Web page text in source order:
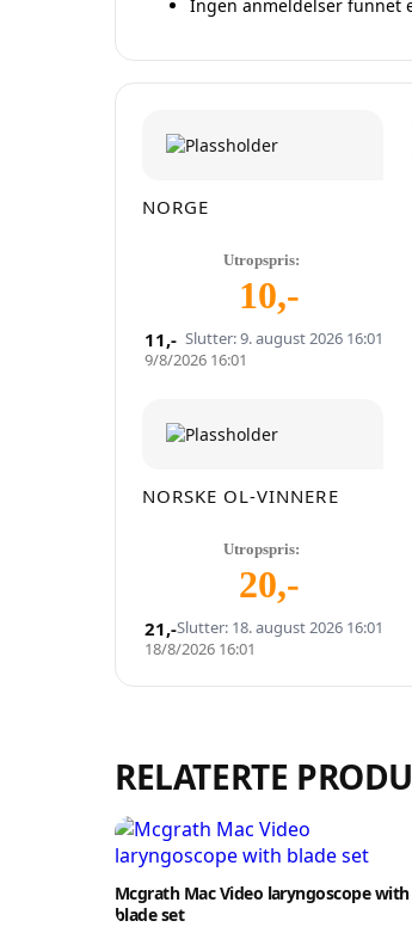
Ingen anmeldelser funnet
Slutter: 9. august 2026 16:01
NORGE
Utropspris:
10,-
9/8/2026 16:01
11,-
Slutter: 18. august 2026 16:01
NORSKE OL-VINNERE
Utropspris:
20,-
18/8/2026 16:01
21,-
RELATERTE
Mcgrath Mac Video laryngoscope with
blade set